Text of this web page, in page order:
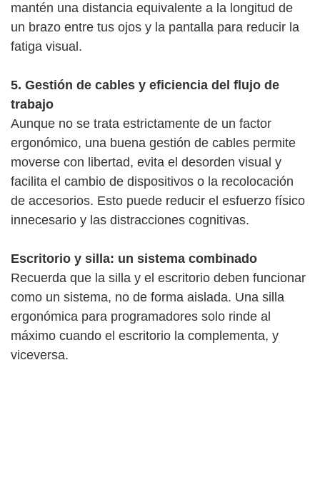
mantén una distancia equivalente a la longitud de
un brazo entre tus ojos y la pantalla para reducir la
fatiga visual.
5. Gestión de cables y eficiencia del flujo de
trabajo
Aunque no se trata estrictamente de un factor
ergonómico, una buena gestión de cables permite
moverse con libertad, evita el desorden visual y
facilita el cambio de dispositivos o la recolocación
de accesorios. Esto puede reducir el esfuerzo físico
innecesario y las distracciones cognitivas.
Escritorio y silla: un sistema combinado
Recuerda que la silla y el escritorio deben funcionar
como un sistema, no de forma aislada. Una silla
ergonómica para programadores solo rinde al
máximo cuando el escritorio la complementa, y
viceversa.